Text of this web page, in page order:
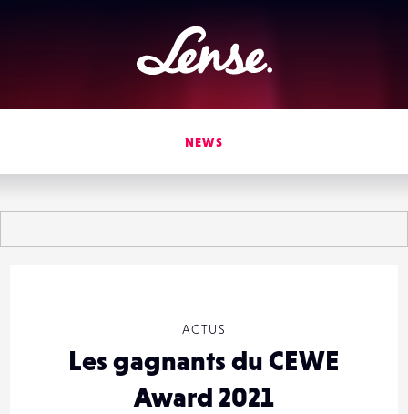
Lense
NEWS
ACTUS
Les gagnants du CEWE
Award 2021